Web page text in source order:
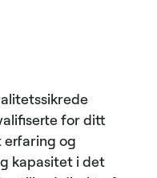
for ditt
erfaring og
kapasitet i det